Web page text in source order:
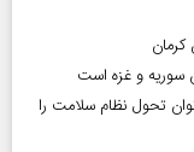
سوریه و غزه است
تحول نظام سلامت را